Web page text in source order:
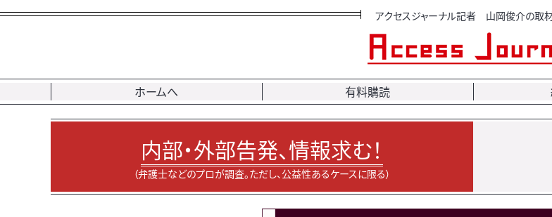
アクセスジャーナル記者 山岡俊介の取
ホームへ 有料購読
内部・外部告発、情報求む！
（弁護士などのプロが調査。ただし、公益性あるケースに限る）